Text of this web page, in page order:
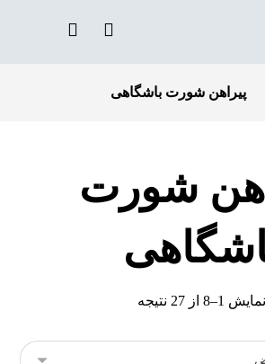
پیراهن شورت باشگاهی
شورت
نمایش 1–8 از 27 نتیجه